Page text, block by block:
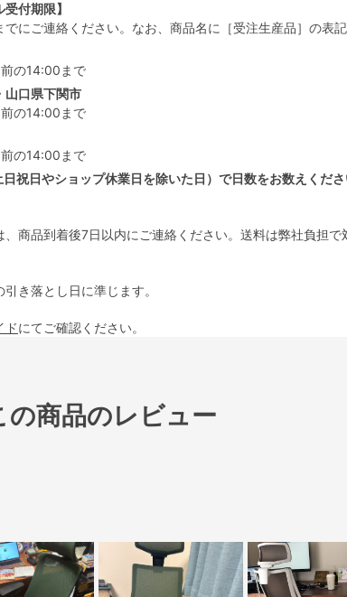
付期限】
にご連絡ください。なお、商品名に［受注生産品］の表
の14:00まで
山口県下関市
の14:00まで
の14:00まで
祝日やショップ休業日を除いた日）で日数をお数えくださ
商品到着後7日以内にご連絡ください。送料は弊社負担
き落とし日に準じます。
ドにてご確認ください。
の商品のレビュー